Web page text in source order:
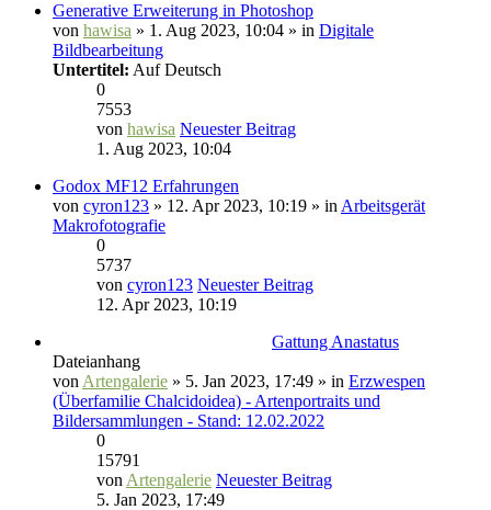
Generative Erweiterung in Photoshop
von hawisa » 1. Aug 2023, 10:04 » in Digitale
Bildbearbeitung
Untertitel: Auf Deutsch
0
7553
von hawisa Neuester Beitrag
1. Aug 2023, 10:04
Godox MF12 Erfahrungen
von cyron123 » 12. Apr 2023, 10:19 » in Arbeitsgerät
Makrofotografie
0
5737
von cyron123 Neuester Beitrag
12. Apr 2023, 10:19
Gattung Anastatus
Dateianhang
von Artengalerie » 5. Jan 2023, 17:49 » in Erzwespen
(Überfamilie Chalcidoidea) - Artenportraits und
Bildersammlungen - Stand: 12.02.2022
0
15791
von Artengalerie Neuester Beitrag
5. Jan 2023, 17:49